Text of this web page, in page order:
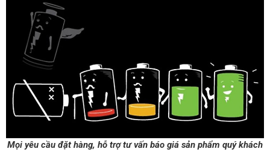
Mọi yêu cầu đặt hàng, hỗ trợ tư vấn báo giá sản phẩm quý khách